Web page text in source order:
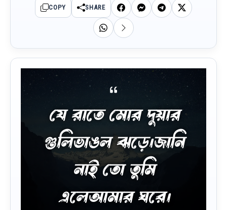
COPY SHARE
যে রাতে মোর দুয়ার
গুলিভাঙল ঝড়ে।জানি
নাই তো তুমি
এলেআমার ঘরে।